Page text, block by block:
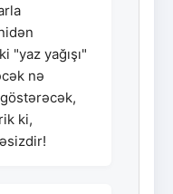
"yaz yağışı"
nə
ki,